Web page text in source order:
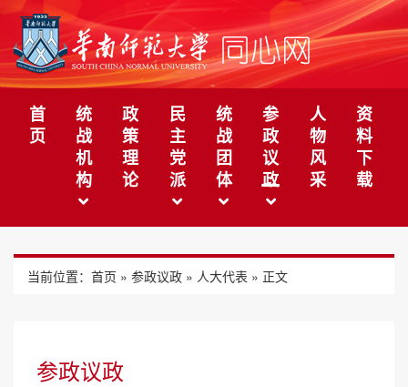
首
页
统
战
机
构
政
策
理
论
民
主
党
派
统
战
团
体
参
政
议
政
人
物
风
采
资
料
下
载
当前位置： 首页 » 参政议政 » 人大代表 » 正文
参政议政